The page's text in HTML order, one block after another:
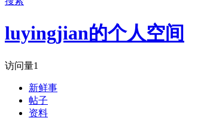
luyingjian的个人空间
访问量1
新鲜事
帖子
资料